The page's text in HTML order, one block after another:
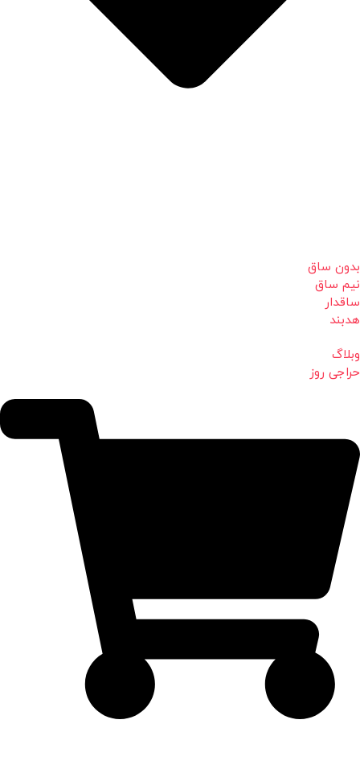
بدون ساق
نیم ساق
ساقدار
هدبند
وبلاگ
حراجی روز